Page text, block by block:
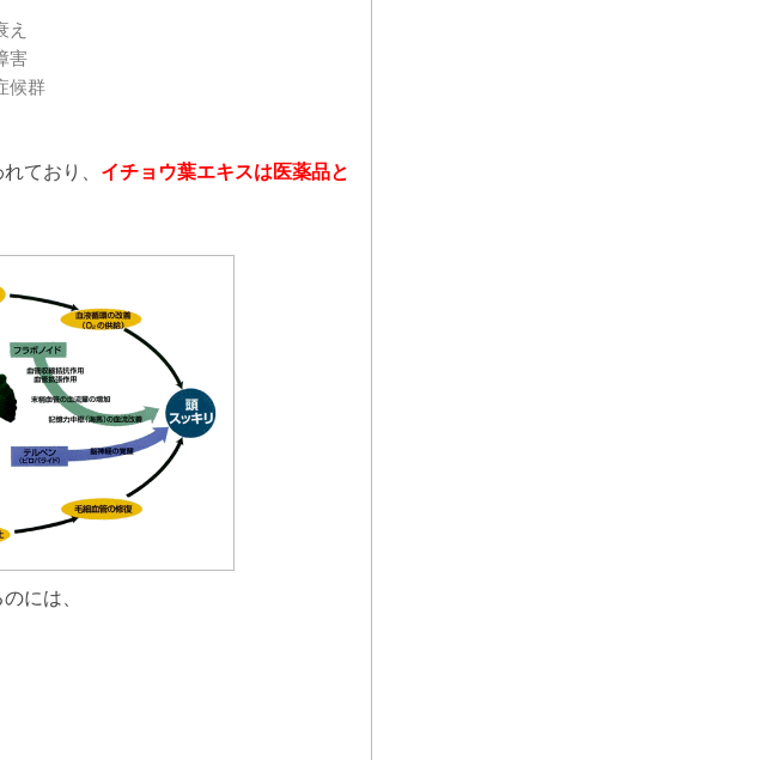
え
害
候群
ており、 イチョウ葉エキスは医薬品と
には、